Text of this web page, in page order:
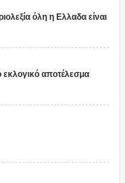
όλη η Ελλαδα είναι
εκλογικό αποτέλεσμα